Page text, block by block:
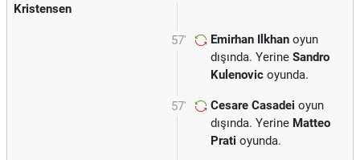
Kristensen
57' Emirhan Ilkhan oyun
dışında. Yerine Sandro
Kulenovic oyunda.
57' Cesare Casadei oyun
dışında. Yerine Matteo
Prati oyunda.